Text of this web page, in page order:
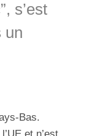
s’est
un
Bas.